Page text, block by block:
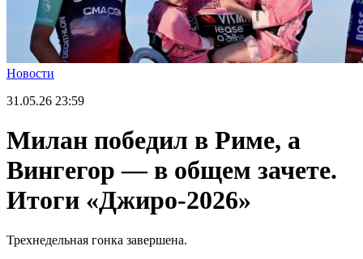
Новости
31.05.26 23:59
Милан победил в Риме, а
Вингегор — в общем зачете.
Итоги «Джиро-2026»
Трехнедельная гонка завершена.